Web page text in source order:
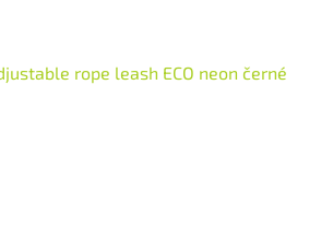
rope leash ECO neon černé